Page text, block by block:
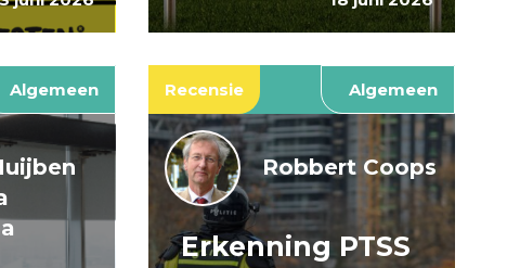
Algemeen Recensie Algemeen
Robbert Coops
Erkenning PTSS